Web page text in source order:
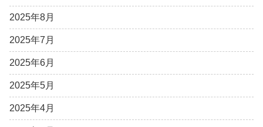
2025年8月
2025年7月
2025年6月
2025年5月
2025年4月